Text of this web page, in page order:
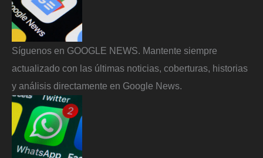
Síguenos en GOOGLE NEWS. Mantente siempre
actualizado con las últimas noticias, coberturas, historias
y análisis directamente en Google News.